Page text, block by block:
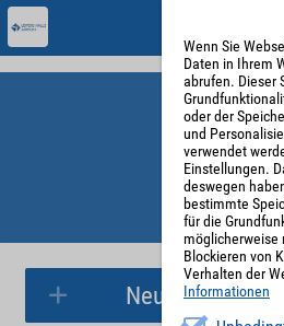
Neue
Wenn Sie
Daten in Ihrem
abrufen. Dieser
oder der
und
verwendet
Einstellungen.
deswegen
bestimmte
für die
möglicherweise
Blockieren von
Verhalten der
Informationen